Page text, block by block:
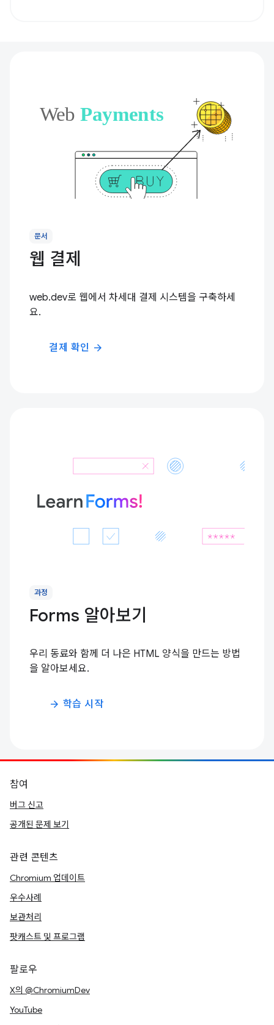
문서
웹 결제
web.dev로 웹에서 차세대 결제 시스템을 구축하세
요.
결제 확인 arrow_forward
과정
Forms 알아보기
우리 동료와 함께 더 나은 HTML 양식을 만드는 방법
을 알아보세요.
arrow_forward 학습 시작
참여
버그 신고
공개된 문제 보기
관련 콘텐츠
Chromium 업데이트
우수사례
보관처리
팟캐스트 및 프로그램
팔로우
X의 @ChromiumDev
YouTube